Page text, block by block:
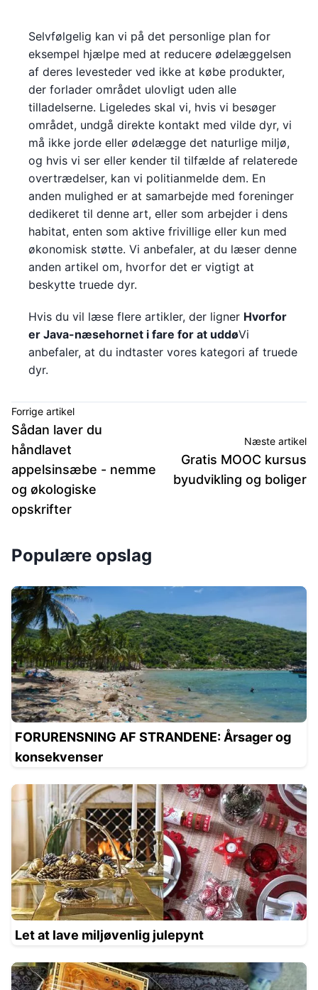
Selvfølgelig kan vi på det personlige plan for
eksempel hjælpe med at reducere ødelæggelsen
af deres levesteder ved ikke at købe produkter,
der forlader området ulovligt uden alle
tilladelserne. Ligeledes skal vi, hvis vi besøger
området, undgå direkte kontakt med vilde dyr, vi
må ikke jorde eller ødelægge det naturlige miljø,
og hvis vi ser eller kender til tilfælde af relaterede
overtrædelser, kan vi politianmelde dem. En
anden mulighed er at samarbejde med foreninger
dedikeret til denne art, eller som arbejder i dens
habitat, enten som aktive frivillige eller kun med
økonomisk støtte. Vi anbefaler, at du læser denne
anden artikel om, hvorfor det er vigtigt at
beskytte truede dyr.
Hvis du vil læse flere artikler, der ligner Hvorfor
er Java-næsehornet i fare for at uddøVi
anbefaler, at du indtaster vores kategori af truede
dyr.
Forrige artikel
Sådan laver du
håndlavet
appelsinsæbe - nemme
og økologiske
opskrifter
Næste artikel
Gratis MOOC kursus
byudvikling og boliger
Populære opslag
FORURENSNING AF STRANDENE: Årsager og
konsekvenser
Let at lave miljøvenlig julepynt